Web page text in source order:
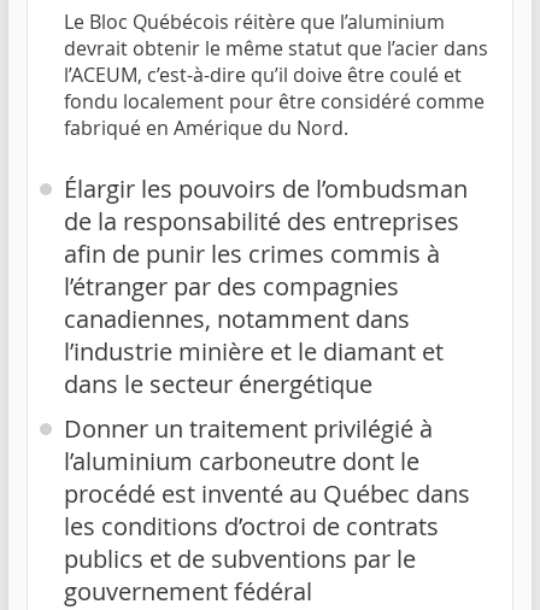
Le Bloc Québécois réitère que l’aluminium
devrait obtenir le même statut que l’acier dans
l’ACEUM, c’est-à-dire qu’il doive être coulé et
fondu localement pour être considéré comme
fabriqué en Amérique du Nord.
Élargir les pouvoirs de l’ombudsman
de la responsabilité des entreprises
afin de punir les crimes commis à
l’étranger par des compagnies
canadiennes, notamment dans
l’industrie minière et le diamant et
dans le secteur énergétique
Donner un traitement privilégié à
l’aluminium carboneutre dont le
procédé est inventé au Québec dans
les conditions d’octroi de contrats
publics et de subventions par le
gouvernement fédéral